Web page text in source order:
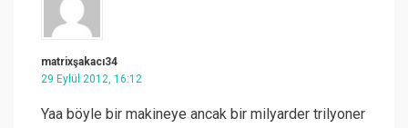
matrixşakacı34
29 Eylül 2012, 16:12
Yaa böyle bir makineye ancak bir milyarder trilyoner